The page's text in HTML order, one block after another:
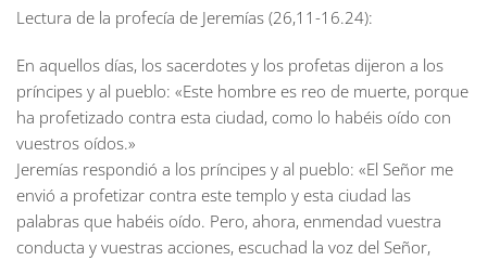
Lectura de la profecía de Jeremías (26,11-16.24):
En aquellos días, los sacerdotes y los profetas dijeron a los
príncipes y al pueblo: «Este hombre es reo de muerte, porque
ha profetizado contra esta ciudad, como lo habéis oído con
vuestros oídos.»
Jeremías respondió a los príncipes y al pueblo: «El Señor me
envió a profetizar contra este templo y esta ciudad las
palabras que habéis oído. Pero, ahora, enmendad vuestra
conducta y vuestras acciones, escuchad la voz del Señor,